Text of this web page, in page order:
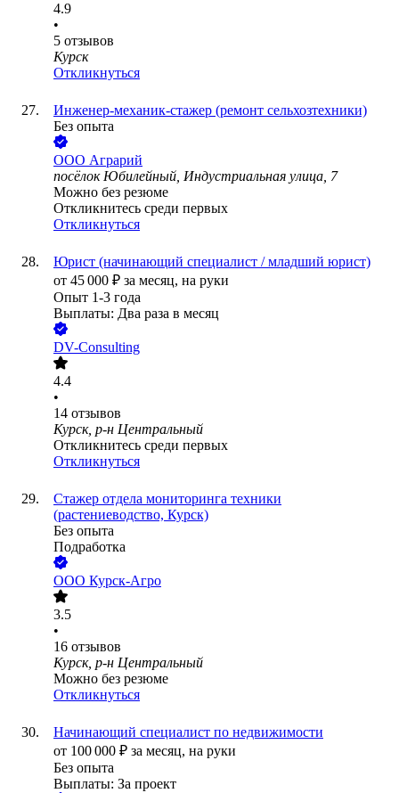
4.9
•
5 отзывов
Курск
Откликнуться
Инженер-механик-стажер (ремонт сельхозтехники)
Без опыта
ООО Аграрий
посёлок Юбилейный, Индустриальная улица, 7
Можно без резюме
Откликнитесь среди первых
Откликнуться
Юрист (начинающий специалист / младший юрист)
от 45 000 ₽ за месяц, на руки
Опыт 1-3 года
Выплаты: Два раза в месяц
DV-Consulting
4.4
•
14 отзывов
Курск, р-н Центральный
Откликнитесь среди первых
Откликнуться
Стажер отдела мониторинга техники
(растениеводство, Курск)
Без опыта
Подработка
ООО Курск-Агро
3.5
•
16 отзывов
Курск, р-н Центральный
Можно без резюме
Откликнуться
Начинающий специалист по недвижимости
от 100 000 ₽ за месяц, на руки
Без опыта
Выплаты: За проект